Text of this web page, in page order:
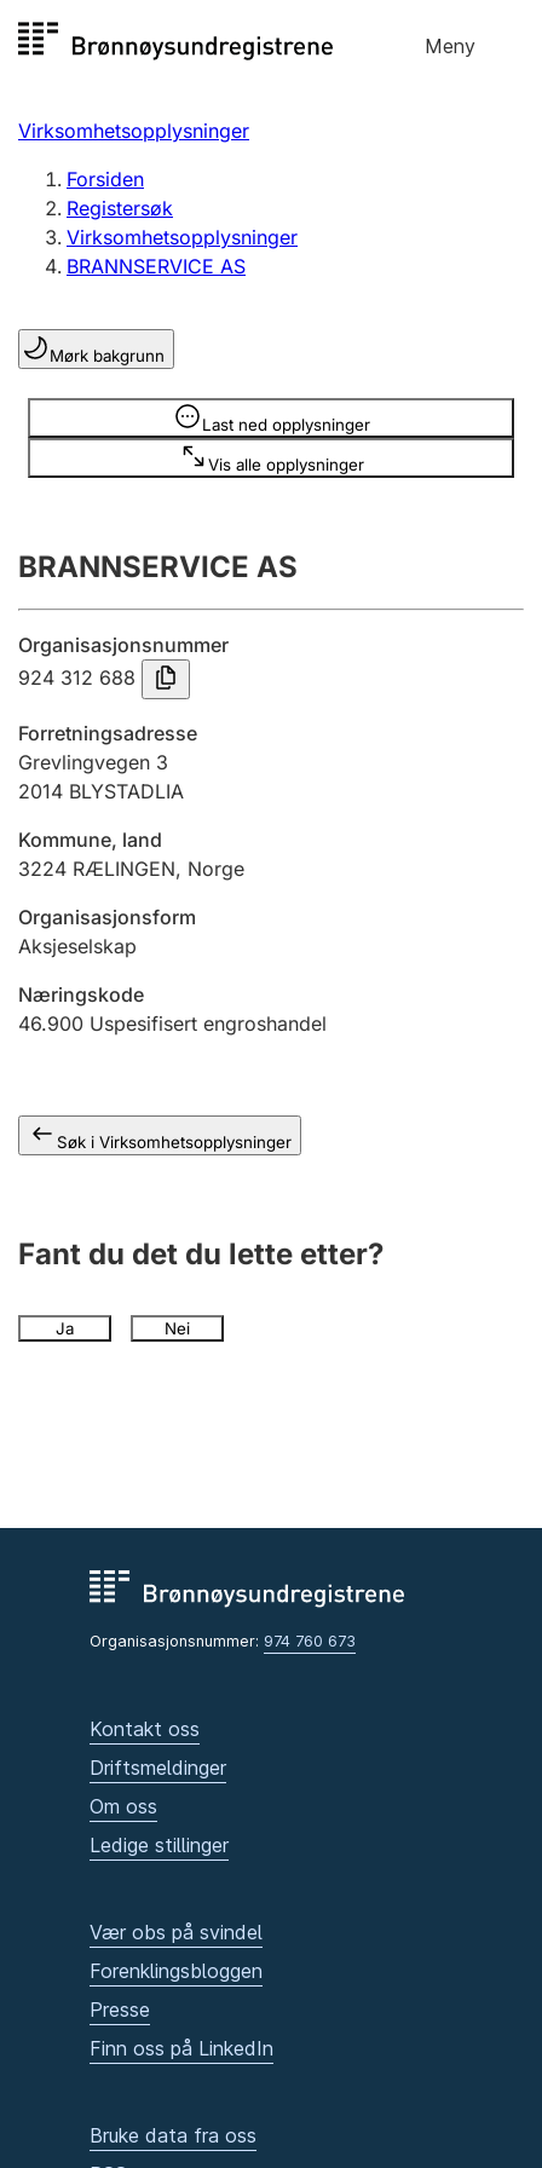
til
Meny
Registersøk
Aksjeselskap
Enkeltpersonforetak
Registrere, endre, slette
Lag og forening
Registrere, endre, slette
Årsregnskap
Innsending og forsinkelsesgebyr
Tinglysing
Jeger
Ektepaktveileder
Offentlig sektor
Virksomhetsopplysninger
Forsiden
Registersøk
Virksomhetsopplysninger
BRANNSERVICE AS
Mørk bakgrunn
Last ned opplysninger
Vis alle opplysninger
Opplysninger er skjult
BRANNSERVICE AS
Organisasjonsnummer
924 312 688
Forretningsadresse
Grevlingvegen 3
2014 BLYSTADLIA
Kommune, land
3224 RÆLINGEN, Norge
Organisasjonsform
Aksjeselskap
Næringskode
46.900 Uspesifisert engroshandel
Søk i Virksomhetsopplysninger
Fant du det du lette etter?
Ja Nei
Organisasjonsnummer: 974 760 673
Kontakt oss
Driftsmeldinger
Om oss
Ledige stillinger
Vær obs på svindel
Forenklingsbloggen
Presse
Finn oss på LinkedIn
Bruke data fra oss